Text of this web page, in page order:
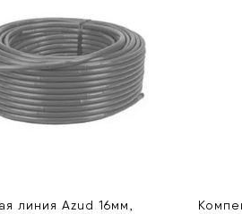
линия Azud 16мм,